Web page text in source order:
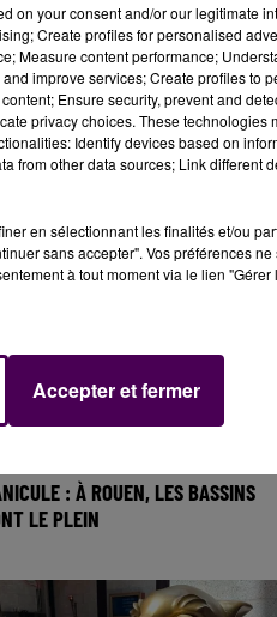
EST CETTE FUTURE PÉPITE DE
: À ROUEN, LES BASSINS
LE PLEIN
on your consent and/or our legitimate
Create profiles for personalised
Measure content performance;
improve services; Create profiles to
Ensure security, prevent and
privacy choices. These technologies
Identify devices based on
from other data sources; Link different
en sélectionnant les finalités et/ou
sans accepter". Vos préférences
à tout moment via le lien
Accepter et fermer